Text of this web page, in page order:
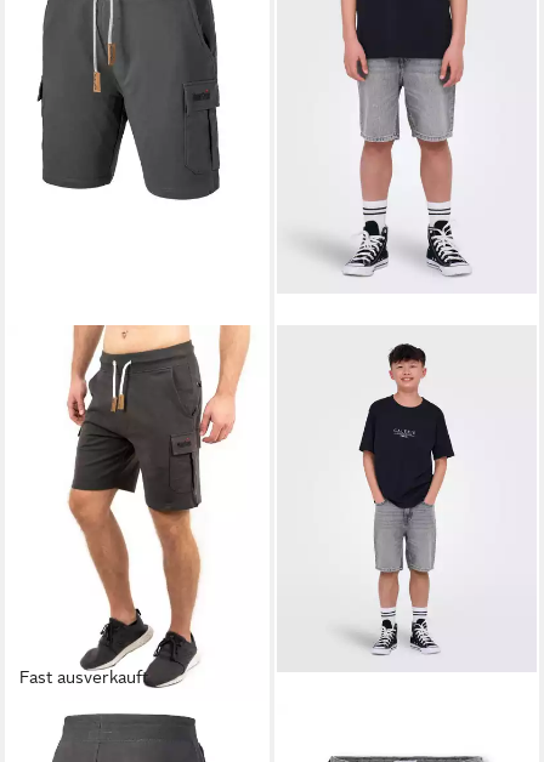
Fast ausverkauft
MOUNT SWISS
Shorts Mount Swiss Kurze
Jeansbermudas OSJEDGE